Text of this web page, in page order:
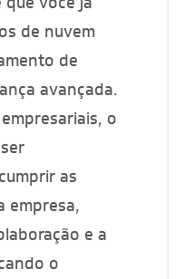
de nuvem
de
avançada.
o
as
empresa,
e a
o